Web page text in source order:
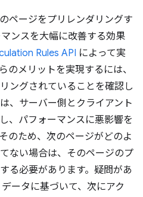
ページをプリレンダリングす
ンスを大幅に改善する効果
Rules API によって実
のメリットを実現するには、
ングされていることを確認し
、サーバー側とクライアント
、パフォーマンスに悪影響を
のため、次のページがどのよ
ない場合は、そのページのプ
る必要があります。疑問があ
ータに基づいて、次にアク